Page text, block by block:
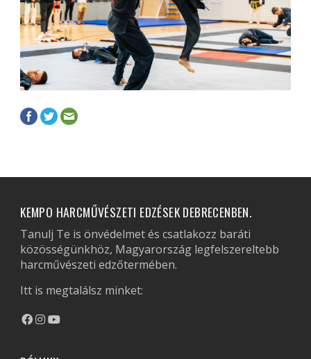
KEMPO HARCMŰVÉSZETI EDZÉSEK DEBRECENBEN.
Tanulj Te is önvédelmet és csatlakozz baráti
közösségünkhöz, Magyarország legfelszereltebb
harcművészeti edzőtermében.
Itt is megtalálsz minket: